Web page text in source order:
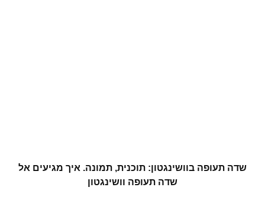
שדה תעופה בוושינגטון: תוכנית, תמונה. איך מגיעים אל
שדה תעופה וושינגטון